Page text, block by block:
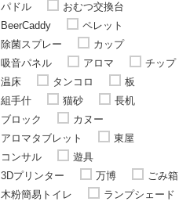
パドル
おむつ交換台
BeerCaddy
ペレット
除菌スプレー
カップ
吸音パネル
アロマ
チップ
温床
タンコロ
板
組手什
猫砂
長机
ブロック
カヌー
アロマタブレット
東屋
コンサル
遊具
3Dプリンター
万博
ごみ箱
木粉簡易トイレ
ランプシェード